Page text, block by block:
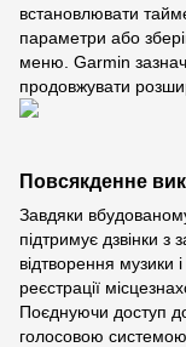
встановлювати
параметри або
меню. Garmin
продовжувати
Повсякденне
Завдяки
підтримує дзвінки з
відтворення музики
реєстрації
Поєднуючи доступ
голосовою